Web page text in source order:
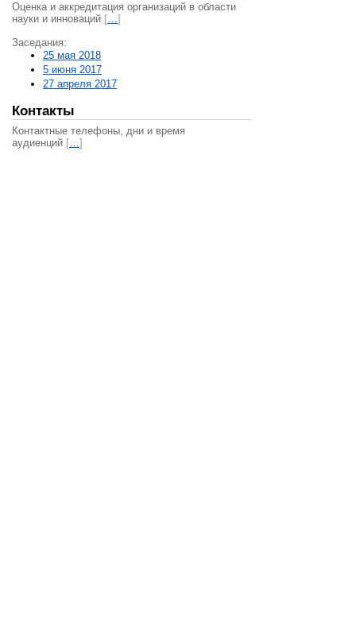
Оценка и аккредитация организаций в области
науки и инноваций […]
Заседания:
25 мая 2018
5 июня 2017
27 апреля 2017
Контакты
Контактные телефоны, дни и время
аудиенций […]